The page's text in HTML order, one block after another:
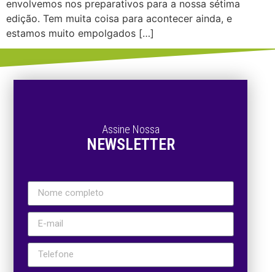
envolvemos nos preparativos para a nossa sétima
edição. Tem muita coisa para acontecer ainda, e
estamos muito empolgados […]
Assine Nossa
NEWSLETTER